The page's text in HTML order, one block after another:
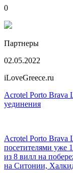
0
Партнеры
02.05.2022
iLoveGreece.ru
Acrotel Porto Brava
уединения
Acrotel Porto Brava
посетителями уже
из 8 вилл на
на Ситонии,